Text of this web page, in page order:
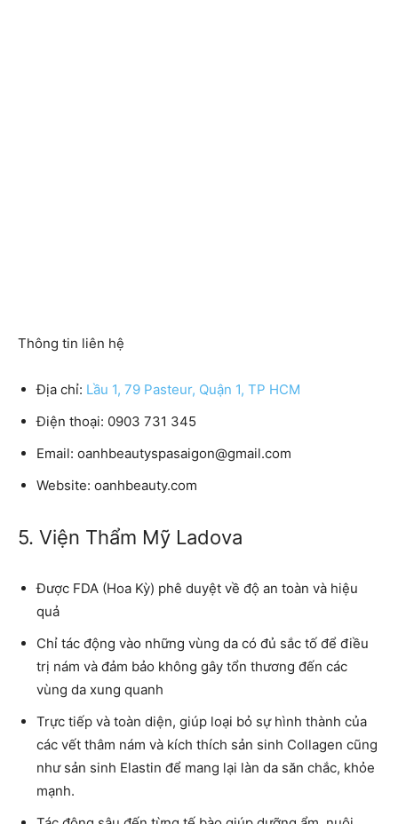
Thông tin liên hệ
Địa chỉ: Lầu 1, 79 Pasteur, Quận 1, TP HCM
Điện thoại: 0903 731 345
Email: oanhbeautyspasaigon@gmail.com
Website: oanhbeauty.com
5. Viện Thẩm Mỹ Ladova
Được FDA (Hoa Kỳ) phê duyệt về độ an toàn và hiệu
quả
Chỉ tác động vào những vùng da có đủ sắc tố để điều
trị nám và đảm bảo không gây tổn thương đến các
vùng da xung quanh
Trực tiếp và toàn diện, giúp loại bỏ sự hình thành của
các vết thâm nám và kích thích sản sinh Collagen cũng
như sản sinh Elastin để mang lại làn da săn chắc, khỏe
mạnh.